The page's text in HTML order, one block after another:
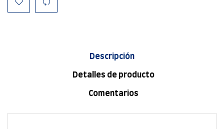
Descripción
Detalles de producto
Comentarios